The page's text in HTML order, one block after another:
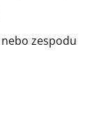
zespodu